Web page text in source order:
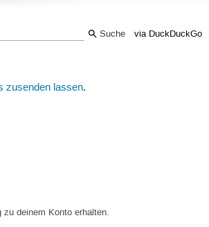
via DuckDuckGo
zusenden lassen.
deinem Konto erhalten.